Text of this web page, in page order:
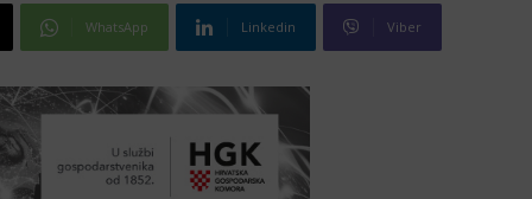
WhatsApp Linkedin Viber